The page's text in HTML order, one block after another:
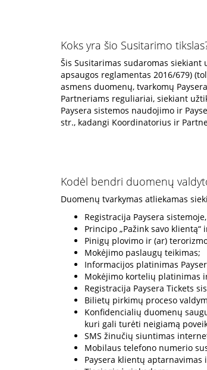
Koks yra šio Susitarimo
Šis Susitarimas sudaromas siekiant
apsaugos reglamentas 2016/679)
asmens duomenų, tvarkomų
Partneriams reguliariai, siekiant
Paysera sistemos naudojimo ir
str., kadangi Koordinatorius ir
Kodėl bendri duomenų
Duomenų tvarkymas atliekamas
Registracija Paysera
Principo „Pažink savo
Pinigų plovimo ir (ar)
Mokėjimo paslaugų teikimas;
Informacijos platinimas
Mokėjimo kortelių platinimas
Registracija Paysera Tickets
Bilietų pirkimų proceso
Konfidencialių duomenų
kuri gali turėti neigiamą
SMS žinučių siuntimas
Mobilaus telefono numerio
Paysera klientų aptarnavimas